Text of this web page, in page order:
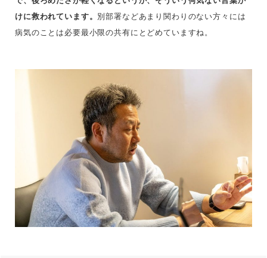
けに救われています。 別部署などあまり関わりのない方々には
病気のことは必要最小限の共有にとどめていますね。